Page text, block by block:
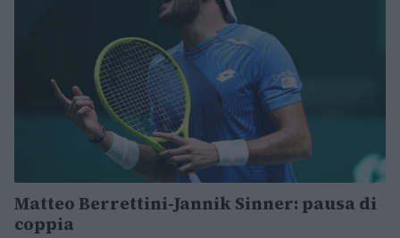
Matteo Berrettini-Jannik Sinner: pausa di
coppia